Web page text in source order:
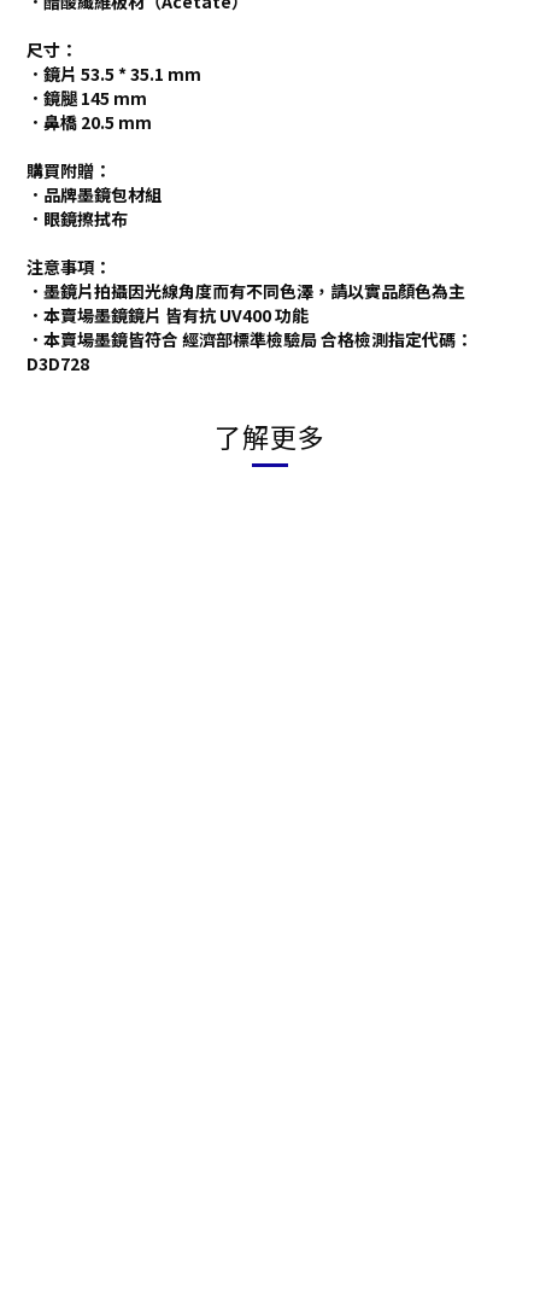
尺寸：
．鏡片 53.5 * 35.1 mm
．鏡腿 145 mm
．鼻橋 20.5 mm
購買附贈：
． 品牌墨鏡包材組
．眼鏡擦拭布
注意事項：
．墨鏡片拍攝因光線角度而有不同色澤，請以實品顏色為主
．本賣場墨鏡鏡片 皆有抗 UV400 功能
．本賣場墨鏡皆符合 經濟部標準檢驗局 合格檢測指定代碼：
D3D728
了解更多